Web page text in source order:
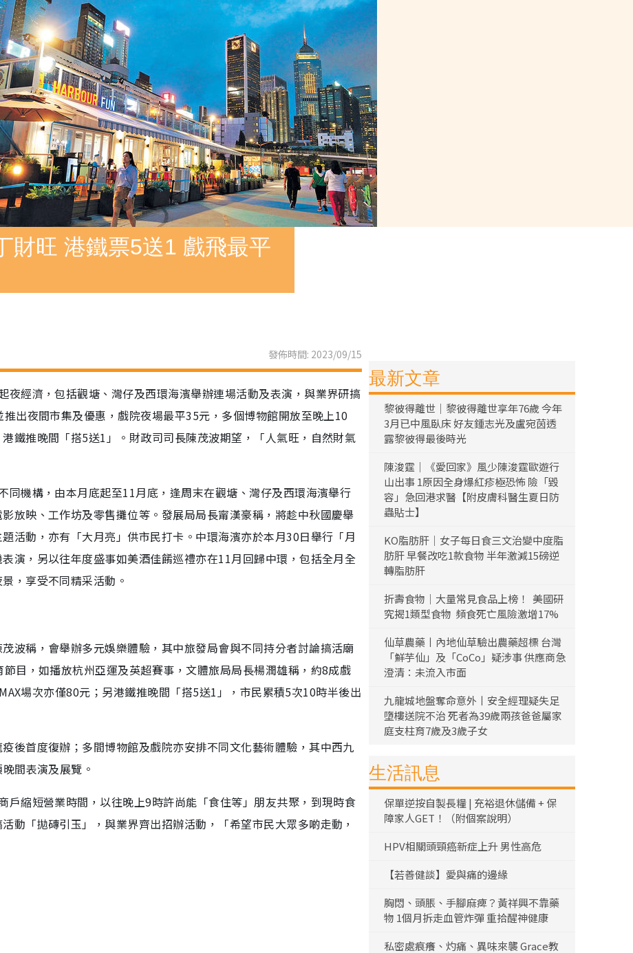
財旺 港鐵票5送1 戲飛最平
發佈時間: 2023/09/15
夜經濟，包括觀塘、灣仔及西環海濱舉辦連場活動及表演，與業界研搞
出夜間市集及優惠，戲院夜場最平35元，多個博物館開放至晚上10
鐵推晚間「搭5送1」。財政司司長陳茂波期望，「人氣旺，自然財氣
同機構，由本月底起至11月底，逢周末在觀塘、灣仔及西環海濱舉行
放映、工作坊及零售攤位等。發展局局長甯漢豪稱，將趁中秋國慶舉
活動，亦有「大月亮」供市民打卡。中環海濱亦於本月30日舉行「月
演，另以往年度盛事如美酒佳餚巡禮亦在11月回歸中環，包括全月全
，享受不同精采活動。
波稱，會舉辦多元娛樂體驗，其中旅發局會與不同持分者討論搞活廟
目，如播放杭州亞運及英超賽事，文體旅局局長楊潤雄稱，約8成戲
場次亦僅80元；另港鐵推晚間「搭5送1」，市民累積5次10時半後出
後首度復辦；多間博物館及戲院亦安排不同文化藝術體驗，其中西九
間表演及展覽。
戶縮短營業時間，以往晚上9時許尚能「食住等」朋友共聚，到現時食
動「拋磚引玉」，與業界齊出招辦活動，「希望市民大眾多啲走動，
最新文章
黎彼得離世｜黎彼得離世享年76歲 今年
3月已中風臥床 好友鍾志光及盧宛茵透
露黎彼得最後時光
陳浚霆｜《愛回家》風少陳浚霆歐遊行
山出事 1原因全身爆紅疹極恐怖 險「毀
容」急回港求醫【附皮膚科醫生夏日防
蟲貼士】
KO脂肪肝｜女子每日食三文治變中度脂
肪肝 早餐改吃1款食物 半年激減15磅逆
轉脂肪肝
折壽食物｜大量常見食品上榜！ 美國研
究揭1類型食物 頻食死亡風險激增17%
仙草農藥丨內地仙草驗出農藥超標 台灣
「鮮芋仙」及「CoCo」疑涉事 供應商急
澄清：未流入市面
九龍城地盤奪命意外丨安全經理疑失足
墮樓送院不治 死者為39歲兩孩爸爸屬家
庭支柱育7歲及3歲子女
生活訊息
保單逆按自製長糧 | 充裕退休儲備 + 保
障家人GET！（附個案說明）
HPV相關頭頸癌新症上升 男性高危
【若善健談】愛與痛的邊緣
胸悶、頭脹、手腳麻痺？黃祥興不靠藥
物 1個月拆走血管炸彈 重拾醒神健康
私密處痕癢、灼痛、異味來襲 Grace教